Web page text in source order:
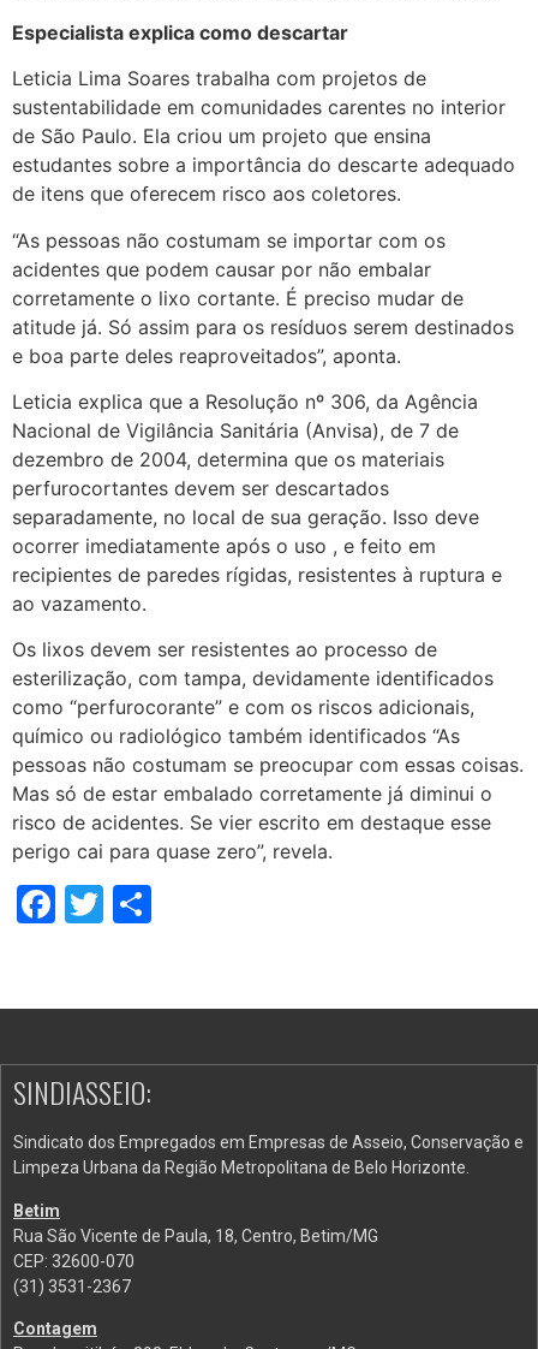
Especialista explica como descartar
Leticia Lima Soares trabalha com projetos de
sustentabilidade em comunidades carentes no interior
de São Paulo. Ela criou um projeto que ensina
estudantes sobre a importância do descarte adequado
de itens que oferecem risco aos coletores.
“As pessoas não costumam se importar com os
acidentes que podem causar por não embalar
corretamente o lixo cortante. É preciso mudar de
atitude já. Só assim para os resíduos serem destinados
e boa parte deles reaproveitados”, aponta.
Leticia explica que a Resolução nº 306, da Agência
Nacional de Vigilância Sanitária (Anvisa), de 7 de
dezembro de 2004, determina que os materiais
perfurocortantes devem ser descartados
separadamente, no local de sua geração. Isso deve
ocorrer imediatamente após o uso , e feito em
recipientes de paredes rígidas, resistentes à ruptura e
ao vazamento.
Os lixos devem ser resistentes ao processo de
esterilização, com tampa, devidamente identificados
como “perfurocorante” e com os riscos adicionais,
químico ou radiológico também identificados “As
pessoas não costumam se preocupar com essas coisas.
Mas só de estar embalado corretamente já diminui o
risco de acidentes. Se vier escrito em destaque esse
perigo cai para quase zero”, revela.
Facebook
Twitter
SINDIASSEIO:
Sindicato dos Empregados em Empresas de Asseio, Conservação e
Limpeza Urbana da Região Metropolitana de Belo Horizonte.
Betim
Rua São Vicente de Paula, 18, Centro, Betim/MG
CEP: 32600-070
(31) 3531-2367
Contagem